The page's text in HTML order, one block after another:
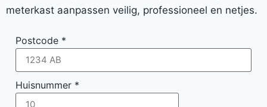
meterkast aanpassen veilig, professioneel en netjes.
Postcode *
Huisnummer *